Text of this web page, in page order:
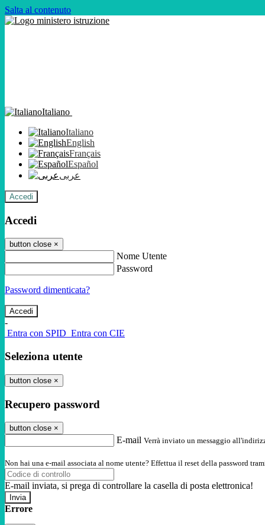
Salta al contenuto
Italiano
Italiano
English
Français
Español
عربى
Accedi
Accedi
button close ×
Nome Utente
Password
Password dimenticata?
-
Entra con SPID Entra con CIE
Seleziona utente
button close ×
Recupero password
button close ×
E-mail Verrà inviato un messaggio
Non hai una e-mail associata al nome utente? Effettua il reset della password
E-mail inviata, si prega di controllare la casella di posta elettronica!
Errore